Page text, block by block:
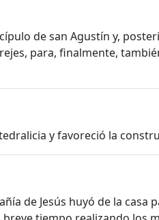
de san Agustín y,
para, finalmente,
y favoreció la
de Jesús huyó de la casa